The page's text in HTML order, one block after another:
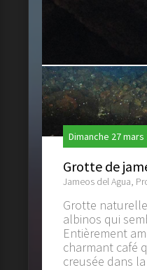
Dimanche 27 mars
Grotte de
Jameos del Agua,
Grotte
albinos qui
Entièrement
charmant café
creusée dans